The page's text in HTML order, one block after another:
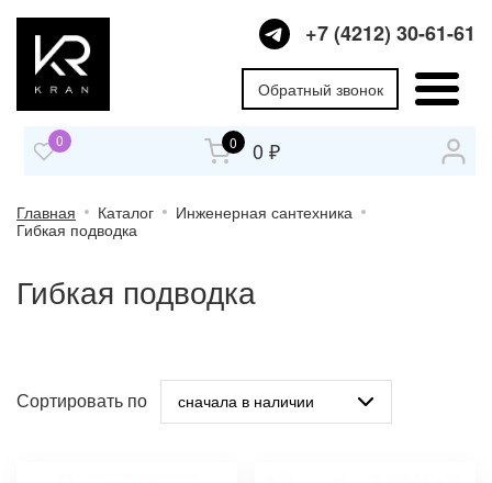
+7 (4212) 30-61-61
Обратный звонок
0 0 0 ₽
Главная Каталог
Инженерная сантехника
Гибкая подводка
Гибкая подводка
Сортировать по